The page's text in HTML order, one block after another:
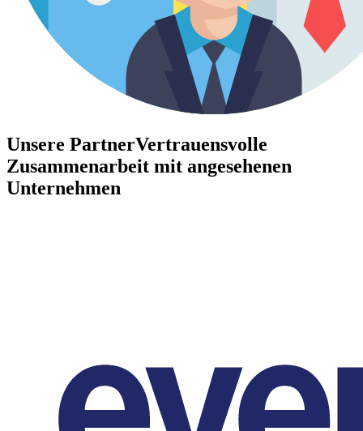
Unsere PartnerVertrauensvolle
Zusammenarbeit mit angesehenen
Unternehmen